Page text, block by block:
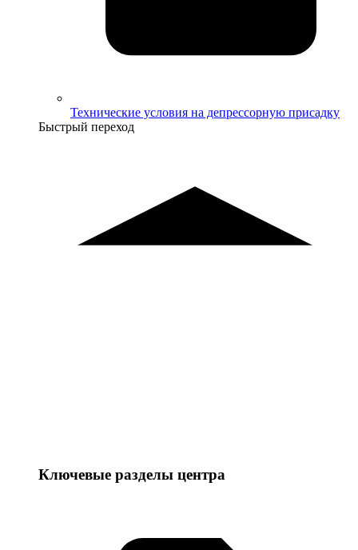
Технические условия на депрессорную присадку
Быстрый переход
Ключевые разделы центра